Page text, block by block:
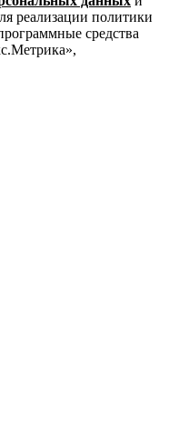
реализации политики
средства